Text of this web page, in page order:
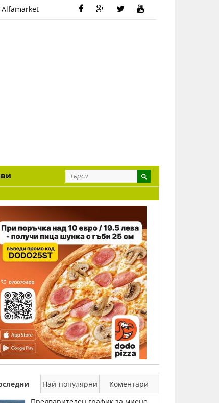
Alfamarket
Най-популярни
Коментари